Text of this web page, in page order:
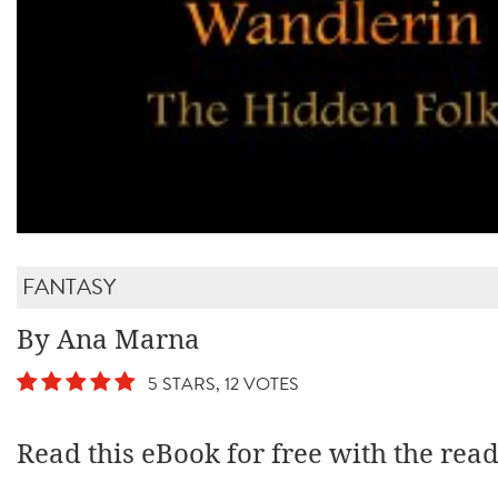
FANTASY
By Ana Marna
5 STARS, 12 VOTES
Read this eBook for free with the